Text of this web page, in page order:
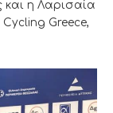
και η Λαρισαία
Greece,